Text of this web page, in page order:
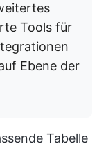
Tools für
Ebene der
Tabelle